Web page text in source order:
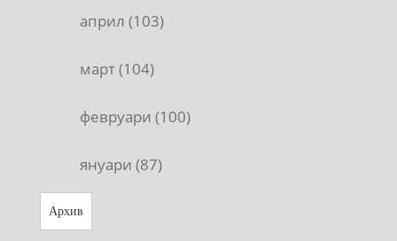
април (103)
март (104)
февруари (100)
януари (87)
Архив